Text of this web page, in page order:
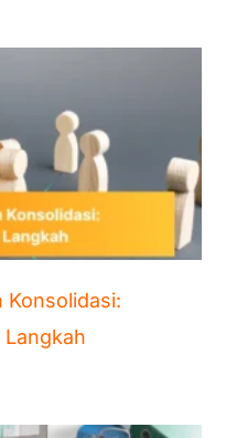
Konsolidasi: